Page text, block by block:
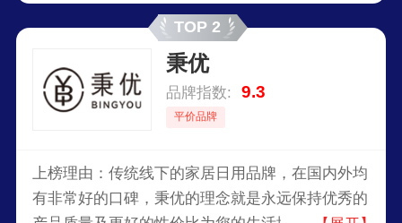
TOP 2
秉优
品牌指数: 9.3
平价品牌
上榜理由：传统线下的家居日用品牌，在国内外均
有非常好的口碑，秉优的理念就是永远保持优秀的